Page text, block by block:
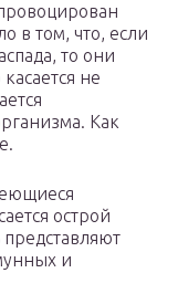
в том, что, если
то они
не
Как
острой
и